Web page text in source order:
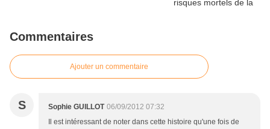
Commentaires
Ajouter un commentaire
S Sophie GUILLOT 06/09/2012 07:32
Il est intéressant de noter dans cette histoire qu'une fois de